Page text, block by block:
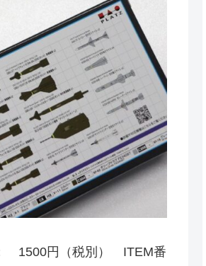
1500円（税別） ITEM番